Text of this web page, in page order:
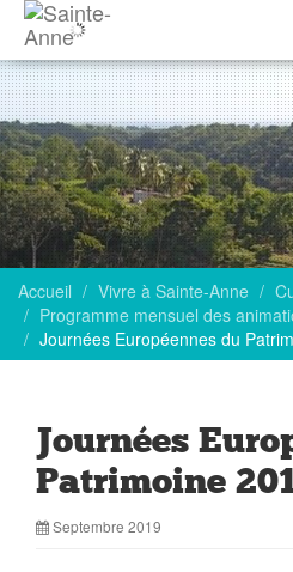
Accueil Vivre à Sainte-Anne
Programme mensuel des
Journées Européennes du
Journées
Patrimoine
Septembre 2019